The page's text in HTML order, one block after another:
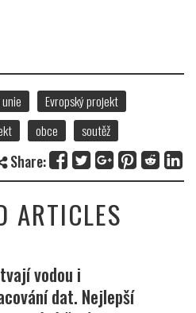
Evropský projekt
obce soutěž
Share:
ARTICLES
vodou i
dat. Nejlepší